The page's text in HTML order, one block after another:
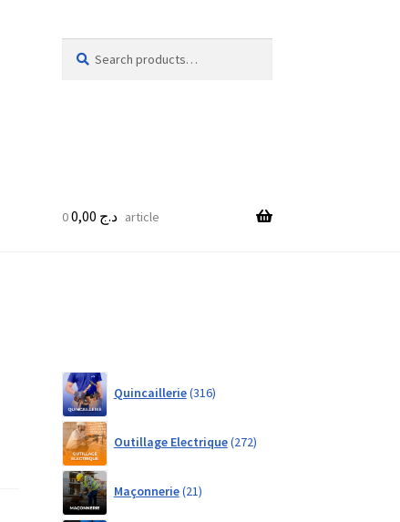
for:
د.ج 0 article
Quincaillerie 316products
Outillage Electrique 272products
Maçonnerie 21products